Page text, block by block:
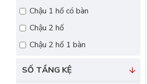
Giá kệ chạn bát
Giá kệ cho tủ bếp
Chậu 1 hố có bàn
Chậu 2 hố
Chậu 2 hố 1 bàn
SỐ TẦNG KỆ